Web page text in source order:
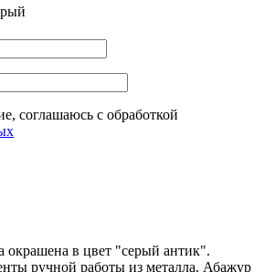
соглашаюсь с обработкой
окрашена в цвет "серый антик".
ручной работы из металла. Абажур